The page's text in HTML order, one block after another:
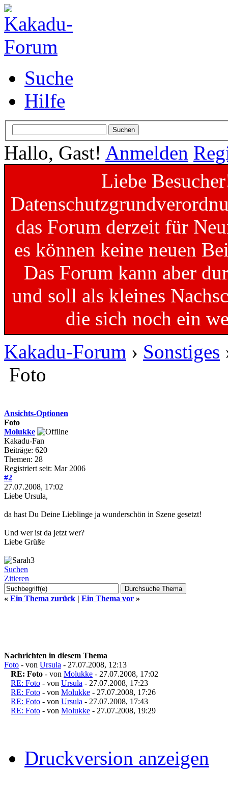
Suche
Hilfe
Hallo, Gast! Anmelden
Liebe
das Forum derzeit für
es können keine neuen
Das Forum kann aber
und soll als kleines
die sich noch ein
Kakadu-Forum › Sonstiges
Foto
Ansichts-Optionen
Foto
Molukke
Kakadu-Fan
Beiträge: 620
Themen: 28
Registriert seit: Mar 2006
#2
27.07.2008, 17:02
Liebe Ursula,
da hast Du Deine Lieblinge ja wunderschön in Szene gesetzt!
Und wer ist da jetzt wer?
Liebe Grüße
Suchen
Zitieren
« Ein Thema zurück | Ein Thema vor »
Nachrichten in diesem Thema
Foto - von Ursula - 27.07.2008, 12:13
RE: Foto - von Molukke - 27.07.2008, 17:02
RE: Foto - von Ursula - 27.07.2008, 17:23
RE: Foto - von Molukke - 27.07.2008, 17:26
RE: Foto - von Ursula - 27.07.2008, 17:43
RE: Foto - von Molukke - 27.07.2008, 19:29
Druckversion anzeigen